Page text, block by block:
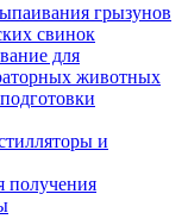
грызунов
свинок
для
животных
и
получения